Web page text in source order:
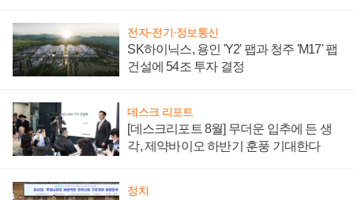
전자·전기·정보통신
SK하이닉스, 용인 'Y2' 팹과 청주 'M17' 팹
건설에 54조 투자 결정
데스크 리포트
[데스크리포트 8월] 무더운 입추에 든 생
각, 제약바이오 하반기 훈풍 기대한다
정치